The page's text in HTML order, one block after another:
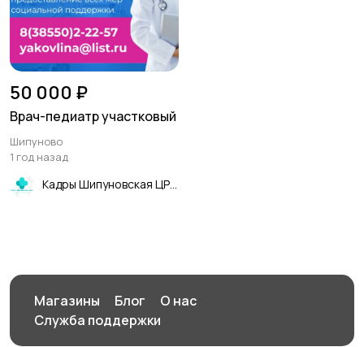
50 000 ₽
Врач-педиатр участковый
Шипуново
1 год назад
Кадры Шипуновская ЦРБ
Магазины Блог
О нас
Служба поддержки